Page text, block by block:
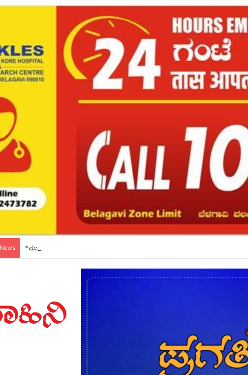
*ಮುಖ್ಯಮಂತ್ರಿಗಳೇ ಸೀಟು ಕೊಡಲು ಸೂಚಿಸಿದರೂ ಒಪ್ಪದ ಪ್ರಾಂಶುಪಾಲರು!ಶಾಲಾದಿನಗಳನ್ನು